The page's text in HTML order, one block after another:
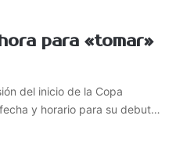
para «tomar»
del inicio de la Copa
y horario para su debut…